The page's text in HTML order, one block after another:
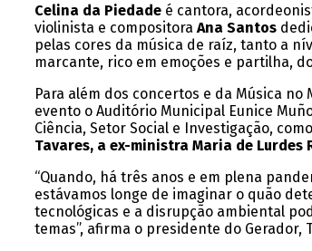
Celina da Piedadeé cantora,
violinista e compositora Ana Santos
pelas cores da música de raíz, tanto a
marcante, rico em emoções e partilha,
Para além dos concertos e da Música no
evento o Auditório Municipal Eunice
Ciência, Setor Social e Investigação, como
Tavares, a ex-ministra Maria de
“Quando, há três anos e em plena
estávamos longe de imaginar o quão
tecnológicas e a disrupção ambiental
temas”, afirma o presidente do Gerador,